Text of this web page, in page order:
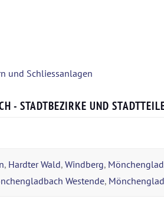
und Schliessanlagen
- STADTBEZIRKE UND
, Hardter Wald, Windberg,
Westende,